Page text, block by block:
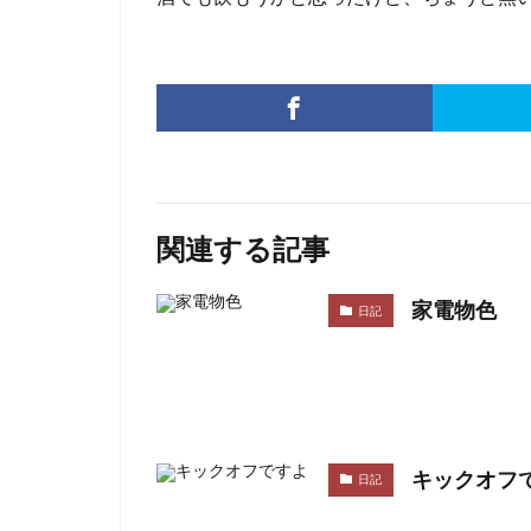
関連する記事
日記 家電物色
日記 キックオフ